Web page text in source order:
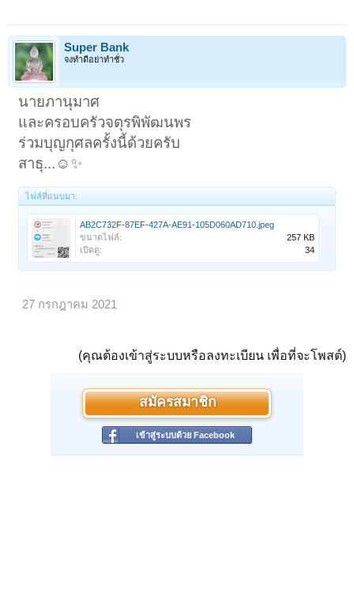
Super Bank
จงทำดีอย่าทำชั่ว
นายภานุมาศ
และครอบครัวจตุรพิพัฒนพร
ร่วมบุญกุศลครั้งนี้ด้วยครับ
สาธุ...☺️✨
ไฟล์ที่แนบมา:
AB2C732F-87EF-427A-AE91-105D060AD710.jpeg
ขนาดไฟล์:
257 KB
เปิดดู:
34
27 กรกฎาคม 2021
(คุณต้องเข้าสู่ระบบหรือลงทะเบียน เพื่อที่จะโพสต์)
สมัครสมาชิก
เข้าสู่ระบบด้วย Facebook